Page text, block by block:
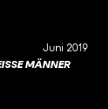
Juni 2019
MÄNNER